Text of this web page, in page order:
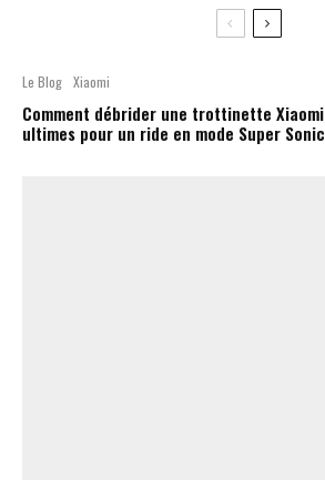
Le Blog Xiaomi
Comment débrider une trottinette
ultimes pour un ride en mode Super Sonic